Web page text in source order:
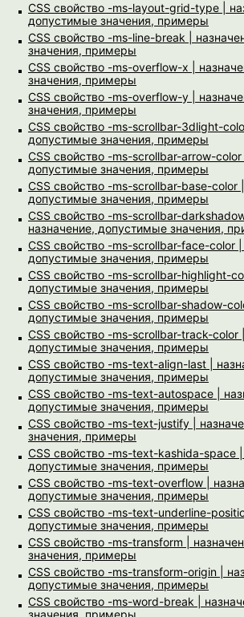
CSS свойство -ms-layout-grid-type |
допустимые значения, примеры
CSS свойство -ms-line-break |
значения, примеры
CSS свойство -ms-overflow-x |
значения, примеры
CSS свойство -ms-overflow-y |
значения, примеры
CSS свойство -ms-scrollbar-3dlight-
допустимые значения, примеры
CSS свойство -ms-scrollbar-arrow-
допустимые значения, примеры
CSS свойство -ms-scrollbar-base-color
допустимые значения, примеры
CSS свойство -ms-scrollbar-
назначение, допустимые значения,
CSS свойство -ms-scrollbar-face-color |
допустимые значения, примеры
CSS свойство -ms-scrollbar-highlight-
допустимые значения, примеры
CSS свойство -ms-scrollbar-shadow-
допустимые значения, примеры
CSS свойство -ms-scrollbar-track-color
допустимые значения, примеры
CSS свойство -ms-text-align-last |
допустимые значения, примеры
CSS свойство -ms-text-autospace |
допустимые значения, примеры
CSS свойство -ms-text-justify |
значения, примеры
CSS свойство -ms-text-kashida-space |
допустимые значения, примеры
CSS свойство -ms-text-overflow |
допустимые значения, примеры
CSS свойство -ms-text-underline-
допустимые значения, примеры
CSS свойство -ms-transform |
значения, примеры
CSS свойство -ms-transform-origin |
допустимые значения, примеры
CSS свойство -ms-word-break |
значения, примеры